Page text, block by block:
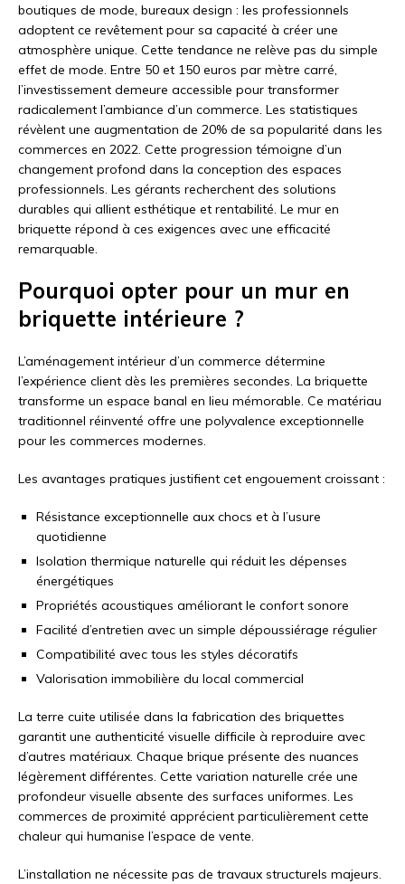
boutiques de mode, bureaux design : les professionnels
adoptent ce revêtement pour sa capacité à créer une
atmosphère unique. Cette tendance ne relève pas du simple
effet de mode. Entre 50 et 150 euros par mètre carré,
l’investissement demeure accessible pour transformer
radicalement l’ambiance d’un commerce. Les statistiques
révèlent une augmentation de 20% de sa popularité dans les
commerces en 2022. Cette progression témoigne d’un
changement profond dans la conception des espaces
professionnels. Les gérants recherchent des solutions
durables qui allient esthétique et rentabilité. Le mur en
briquette répond à ces exigences avec une efficacité
remarquable.
Pourquoi opter pour un mur en
briquette intérieure ?
L’aménagement intérieur d’un commerce détermine
l’expérience client dès les premières secondes. La briquette
transforme un espace banal en lieu mémorable. Ce matériau
traditionnel réinventé offre une polyvalence exceptionnelle
pour les commerces modernes.
Les avantages pratiques justifient cet engouement croissant :
Résistance exceptionnelle aux chocs et à l’usure
quotidienne
Isolation thermique naturelle qui réduit les dépenses
énergétiques
Propriétés acoustiques améliorant le confort sonore
Facilité d’entretien avec un simple dépoussiérage régulier
Compatibilité avec tous les styles décoratifs
Valorisation immobilière du local commercial
La terre cuite utilisée dans la fabrication des briquettes
garantit une authenticité visuelle difficile à reproduire avec
d’autres matériaux. Chaque brique présente des nuances
légèrement différentes. Cette variation naturelle crée une
profondeur visuelle absente des surfaces uniformes. Les
commerces de proximité apprécient particulièrement cette
chaleur qui humanise l’espace de vente.
L’installation ne nécessite pas de travaux structurels majeurs.